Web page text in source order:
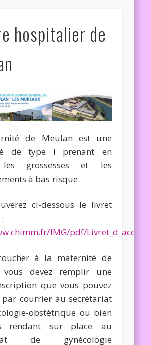
hospitalier de
de Meulan est une
de type I prenant en
les grossesses et les
à bas risque.
ci-dessous le livret
IMG/pdf/
à la maternité de
vous devez remplir une
que vous pouvez
par courrier au secrétariat
obstétrique ou bien
rendant sur place au
de gynécologie